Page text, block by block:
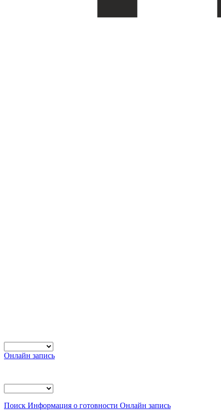
Онлайн запись
Поиск Информация о готовности Онлайн запись